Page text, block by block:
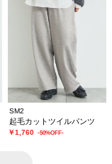
SM2
起毛カットツイルパンツ
￥1,760 -50%OFF-